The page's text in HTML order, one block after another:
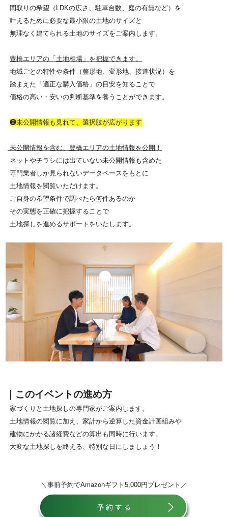
間取りの希望（LDKの広さ、駐車台数、庭の有無など）を
叶えるために必要な最小限の土地のサイズと
無理なく建てられる土地のサイズをご案内します。
豊橋エリアの「土地相場」を把握できます。
地域ごとの特性や条件（整形地、変形地、接道状況）を
踏まえた「適正な購入価格」の目安を知ることで
価格の高い・安いの判断基準を養うことができます。
❷未公開情報も見れて、選択肢が広がります
未公開情報を含む、豊橋エリアの土地情報を公開！
ネットやチラシには出ていない未公開情報も含めた
専門業者しか見られないデータベースをもとに
土地情報を閲覧いただけます。
ご自身の希望条件で調べたら何件あるのか
その実態を正確に把握することで
土地探しを進めるサポートをいたします。
｜このイベントの進め方
家づくりと土地探しの専門家がご案内します。
土地情報の閲覧に加え、家計から逆算した資金計画組みや
建物にかかる諸経費などの算出も同時に行います。
大変な土地探しを終える、特別な日にしましょう！
＼事前予約でAmazonギフト5,000円プレゼント／